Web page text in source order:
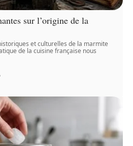
sur l’origine de la
et culturelles de la marmite
de la cuisine française nous